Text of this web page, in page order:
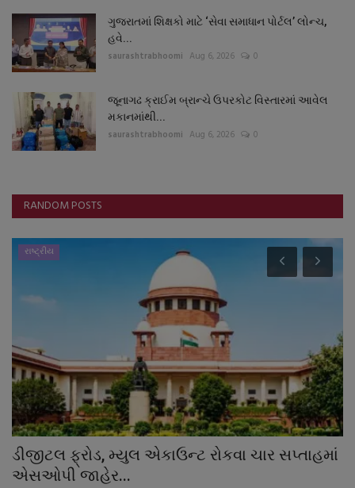
ગુજરાતમાં શિક્ષકો માટે ‘સેવા સમાધાન પોર્ટલ’ લોન્ચ,
હવે...
saurashtrabhoomi Aug 6, 2026 0
જૂનાગઢ ક્રાઈમ બ્રાન્ચે ઉપરકોટ વિસ્તારમાં આવેલ
મકાનમાંથી...
saurashtrabhoomi Aug 6, 2026 0
RANDOM POSTS
રાષ્ટ્રીય
ડીજીટલ ફ્રોડ, મ્યુલ એકાઉન્ટ રોકવા ચાર સપ્તાહમાં
એસઓપી જાહેર...